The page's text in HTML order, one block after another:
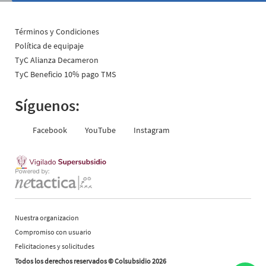
Términos y Condiciones
Política de equipaje
TyC Alianza Decameron
TyC Beneficio 10% pago TMS
Síguenos:
Facebook YouTube Instagram
Nuestra organizacion
Compromiso con usuario
Felicitaciones y solicitudes
Todos los derechos reservados © Colsubsidio 2026